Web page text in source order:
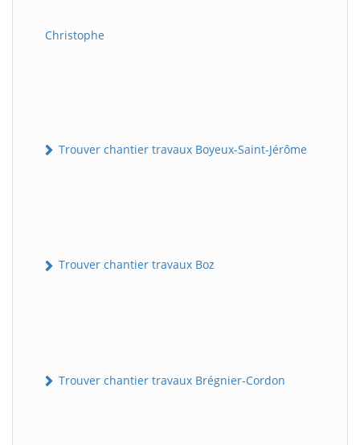
Christophe
Trouver chantier travaux Boyeux-Saint-Jérôme
Trouver chantier travaux Boz
Trouver chantier travaux Brégnier-Cordon